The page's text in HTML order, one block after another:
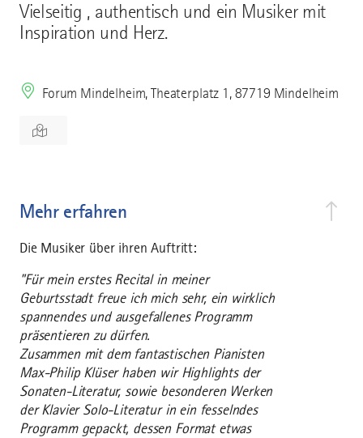
Vielseitig , authentisch und ein Musiker mit
Inspiration und Herz.
Forum Mindelheim, Theaterplatz 1, 87719 Mindelheim
Mehr erfahren
Die Musiker über ihren Auftritt:
"Für mein erstes Recital in meiner
Geburtsstadt freue ich mich sehr, ein wirklich
spannendes und ausgefallenes Programm
präsentieren zu dürfen.
Zusammen mit dem fantastischen Pianisten
Max-Philip Klüser haben wir Highlights der
Sonaten-Literatur, sowie besonderen Werken
der Klavier Solo-Literatur in ein fesselndes
Programm gepackt, dessen Format etwas